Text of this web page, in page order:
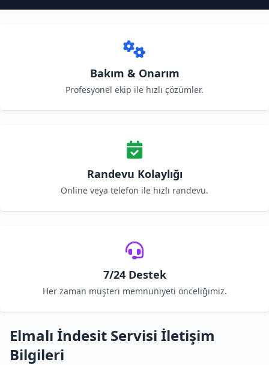
Bakım & Onarım
Profesyonel ekip ile hızlı çözümler.
Randevu Kolaylığı
Online veya telefon ile hızlı randevu.
7/24 Destek
Her zaman müşteri memnuniyeti önceliğimiz.
Elmalı İndesit Servisi İletişim
Bilgileri